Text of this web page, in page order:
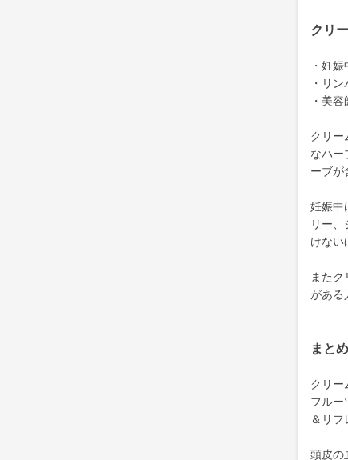
クリ
・妊
・リ
・美
クリー
なハー
ーブが
妊娠中
リー
けない
またク
がある
まとめ
クリー
フルー
＆リフ
頭皮の